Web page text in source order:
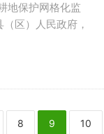
地保护网格化监
区）人民政府，
8 9 10